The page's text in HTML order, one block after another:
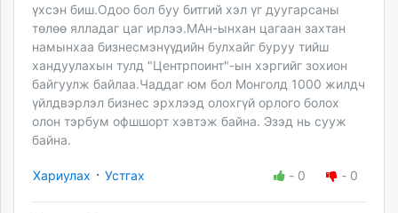
үхсэн биш.Одоо бол буу битгий хэл үг дуугарсаны
төлөө ялладаг цаг ирлээ.МАн-ынхан цагаан захтан
намынхаа бизнесмэнүүдийн булхайг буруу тийш
хандуулахын тулд "Центрпоинт"-ын хэргийг зохион
байгуулж байлаа.Чаддаг юм бол Монголд 1000 жилдч
үйлдвэрлэл бизнес эрхлээд олохгүй орлого болох
олон тэрбум офшшорт хэвтэж байна. Эзэд нь сууж
байна.
Хариулах · Устгах - 0 - 0